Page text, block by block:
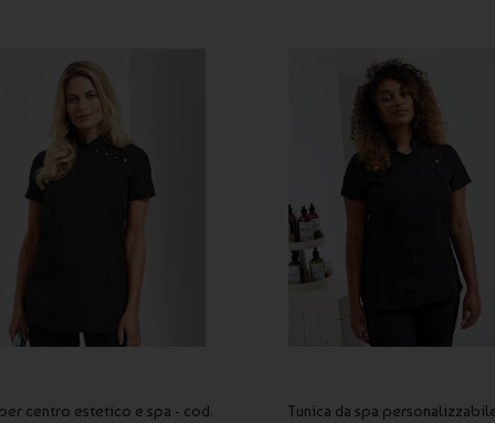
centro estetico e spa - cod. Tunica da spa